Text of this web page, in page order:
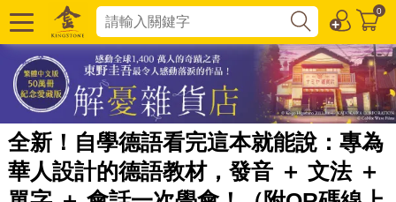
0
全新！自學德語看完這本就能說：專為
華人設計的德語教材，發音 ＋ 文法 ＋